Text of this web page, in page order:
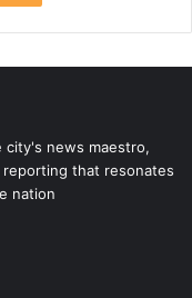
city's news maestro,
that resonates
nation